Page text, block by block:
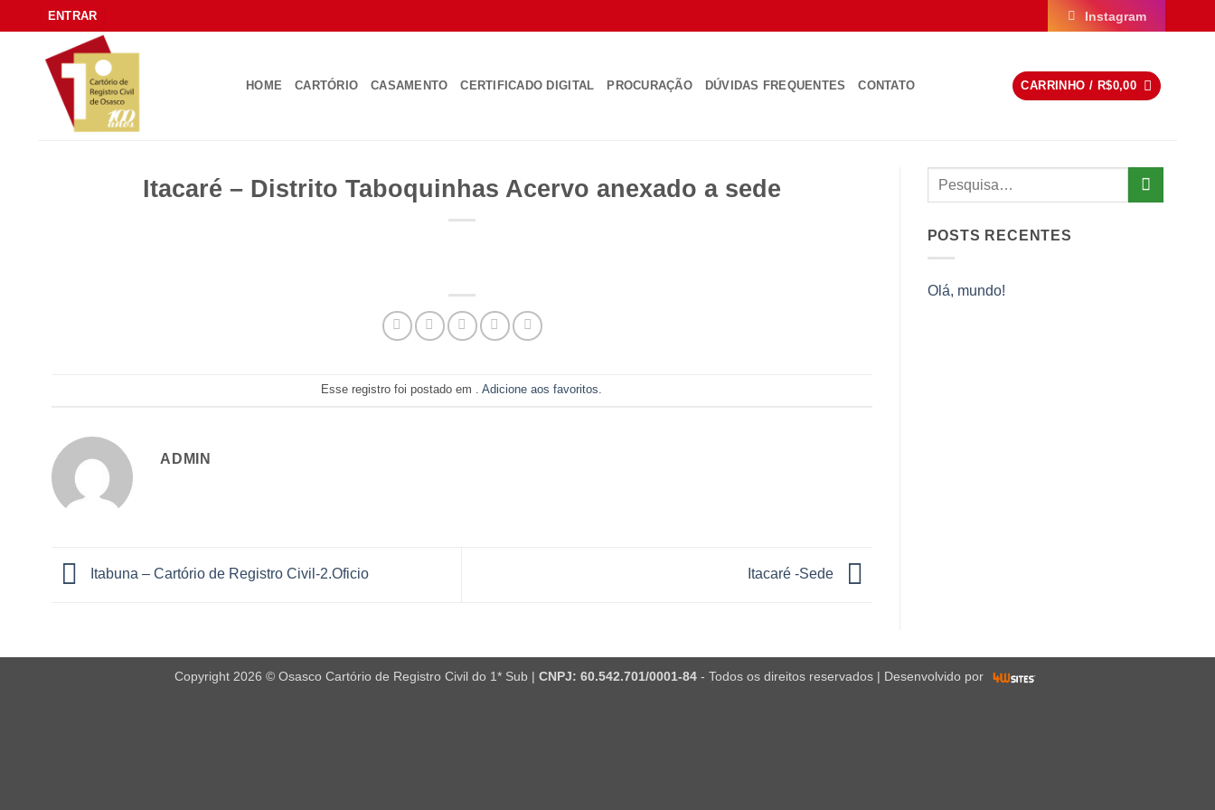
to
content
ENTRAR Instagram
HOME CARTÓRIO CASAMENTO CERTIFICADO DIGITAL PROCURAÇÃO DÚVIDAS FREQUENTES CONTATO CARRINHO / R$0,00
Itacaré – Distrito Taboquinhas Acervo anexado a sede
Esse registro foi postado em .Adicione aos favoritos.
ADMIN
Itabuna – Cartório de Registro Civil-2.Oficio Itacaré -Sede
POSTS RECENTES
Olá, mundo!
Copyright 2026 © Osasco Cartório de Registro Civil do 1* Sub | CNPJ: 60.542.701/0001-84- Todos os direitos reservados | Desenvolvido por